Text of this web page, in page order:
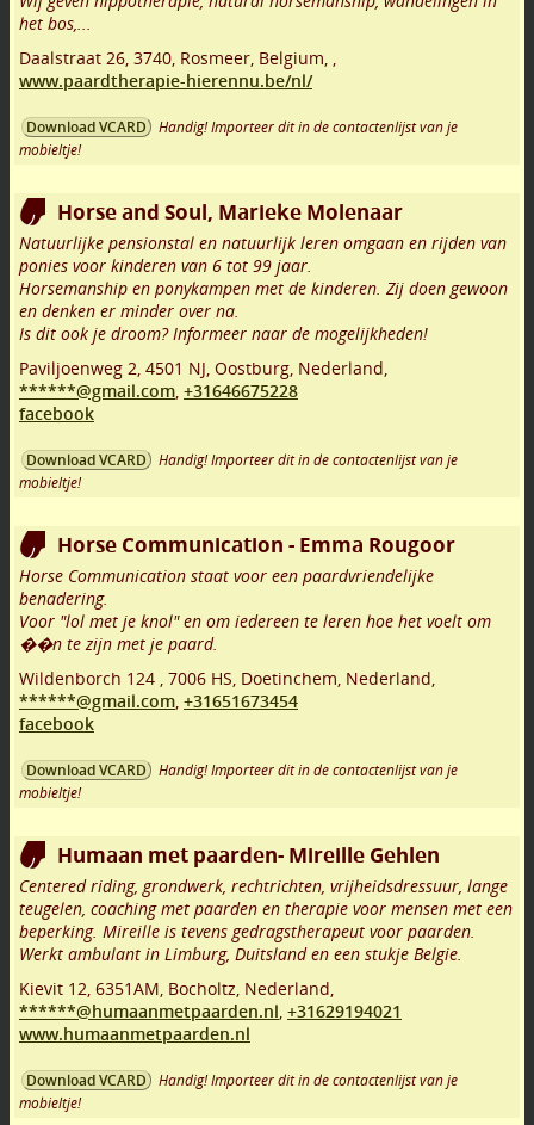
het bos,...
Daalstraat 26, 3740, Rosmeer, Belgium, ,
www.paardtherapie-hierennu.be/nl/
Download VCARD
Handig! Importeer dit in de contactenlijst van je
mobieltje!
Horse and Soul, Marieke Molenaar
Natuurlijke pensionstal en natuurlijk leren omgaan en rijden van
ponies voor kinderen van 6 tot 99 jaar.
Horsemanship en ponykampen met de kinderen. Zij doen gewoon
en denken er minder over na.
Is dit ook je droom? Informeer naar de mogelijkheden!
Paviljoenweg 2, 4501 NJ, Oostburg, Nederland,
******@gmail.com, +31646675228
facebook
Download VCARD
Handig! Importeer dit in de contactenlijst van je
mobieltje!
Horse Communication - Emma Rougoor
Horse Communication staat voor een paardvriendelijke
benadering.
Voor "lol met je knol" en om iedereen te leren hoe het voelt om
��n te zijn met je paard.
Wildenborch 124 , 7006 HS, Doetinchem, Nederland,
******@gmail.com, +31651673454
facebook
Download VCARD
Handig! Importeer dit in de contactenlijst van je
mobieltje!
Humaan met paarden- Mireille Gehlen
Centered riding, grondwerk, rechtrichten, vrijheidsdressuur, lange
teugelen, coaching met paarden en therapie voor mensen met een
beperking. Mireille is tevens gedragstherapeut voor paarden.
Werkt ambulant in Limburg, Duitsland en een stukje Belgie.
Kievit 12, 6351AM, Bocholtz, Nederland,
******@humaanmetpaarden.nl, +31629194021
www.humaanmetpaarden.nl
Download VCARD
Handig! Importeer dit in de contactenlijst van je
mobieltje!